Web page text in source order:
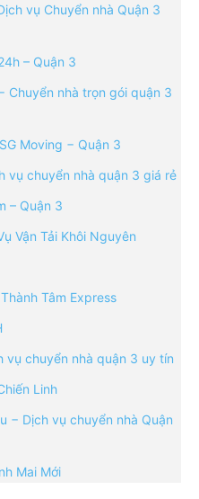
vụ Chuyển nhà Quận 3
– Quận 3
Chuyển nhà trọn gói quận 3
Moving − Quận 3
vụ chuyển nhà quận 3 giá rẻ
– Quận 3
Vận Tải Khôi Nguyên
Tâm Express
vụ chuyển nhà quận 3 uy tín
Linh
− Dịch vụ chuyển nhà Quận
Mai Mới